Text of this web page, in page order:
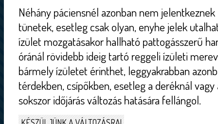
Néhány páciensnél azonban nem
tünetek, esetleg csak olyan, enyhe jelek
ízület mozgatásakor hallható pattogásszerű
óránál rövidebb ideig tartó reggeli ízületi
bármely ízületet érinthet, leggyakrabban
térdekben, csípőkben, esetleg a deréknál
sokszor időjárás változás hatására fellángol.